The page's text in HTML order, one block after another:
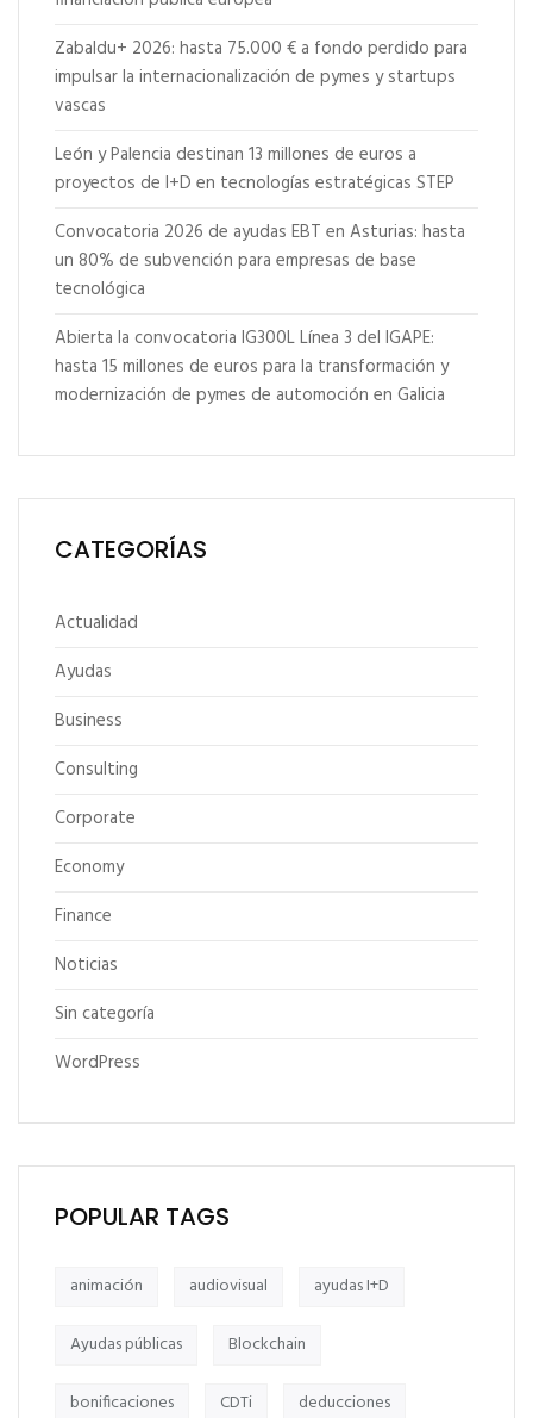
Zabaldu+ 2026: hasta 75.000 € a fondo perdido para
impulsar la internacionalización de pymes y startups
vascas
León y Palencia destinan 13 millones de euros a
proyectos de I+D en tecnologías estratégicas STEP
Convocatoria 2026 de ayudas EBT en Asturias: hasta
un 80% de subvención para empresas de base
tecnológica
Abierta la convocatoria IG300L Línea 3 del IGAPE:
hasta 15 millones de euros para la transformación y
modernización de pymes de automoción en Galicia
CATEGORÍAS
Actualidad
Ayudas
Business
Consulting
Corporate
Economy
Finance
Noticias
Sin categoría
WordPress
POPULAR TAGS
animación audiovisual ayudas I+D
Ayudas públicas Blockchain
bonificaciones CDTi deducciones